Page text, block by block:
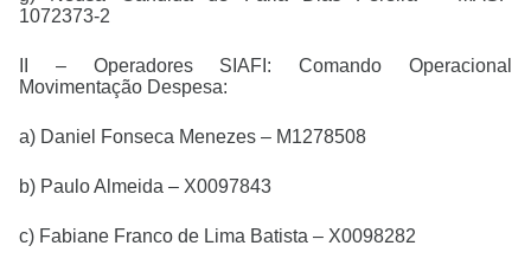
1072373-2
II – Operadores SIAFI: Comando Operacional
Movimentação Despesa:
a) Daniel Fonseca Menezes – M1278508
b) Paulo Almeida – X0097843
c) Fabiane Franco de Lima Batista – X0098282